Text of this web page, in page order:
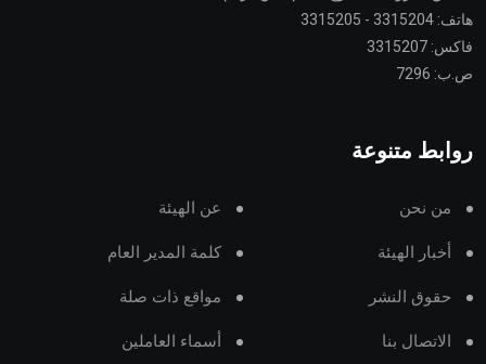
هاتف: 3315204 - 3315205
فاكس: 3315207
ص.ب: 7296
روابط متنوعة
من نحن عن الهيئة
أخبار الهيئة كلمة المدير العام
حقوق النشر مواقع ذات صلة
الاتصال بنا أسماء العاملين